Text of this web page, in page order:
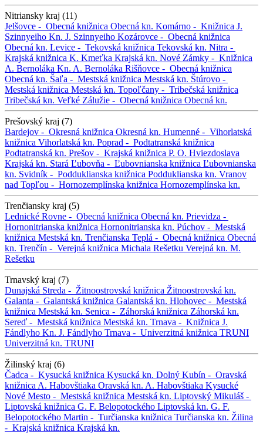
Nitriansky kraj (11)
Jelšovce - Obecná knižnica Obecná kn. Komárno - Knižnica J.
Szinnyeiho Kn. J. Szinnyeiho Kozárovce - Obecná knižnica
Obecná kn. Levice - Tekovská knižnica Tekovská kn. Nitra -
Krajská knižnica K. Kmeťka Krajská kn. Nové Zámky - Knižnica
A. Bernoláka Kn. A. Bernoláka Rišňovce - Obecná knižnica
Obecná kn. Šaľa - Mestská knižnica Mestská kn. Štúrovo -
Mestská knižnica Mestská kn. Topoľčany - Tribečská knižnica
Tribečská kn. Veľké Zálužie - Obecná knižnica Obecná kn.
Prešovský kraj (7)
Bardejov - Okresná knižnica Okresná kn. Humenné - Vihorlatská
knižnica Vihorlatská kn. Poprad - Podtatranská knižnica
Podtatranská kn. Prešov - Krajská knižnica P. O. Hviezdoslava
Krajská kn. Stará Ľubovňa - Ľubovnianska knižnica Ľubovnianska
kn. Svidník - Podduklianska knižnica Podduklianska kn. Vranov
nad Topľou - Hornozemplínska knižnica Hornozemplínska kn.
Trenčiansky kraj (5)
Lednické Rovne - Obecná knižnica Obecná kn. Prievidza -
Hornonitrianska knižnica Hornonitrianska kn. Púchov - Mestská
knižnica Mestská kn. Trenčianska Teplá - Obecná knižnica Obecná
kn. Trenčín - Verejná knižnica Michala Rešetku Verejná kn. M.
Rešetku
Trnavský kraj (7)
Dunajská Streda - Žitnoostrovská knižnica Žitnoostrovská kn.
Galanta - Galantská knižnica Galantská kn. Hlohovec - Mestská
knižnica Mestská kn. Senica - Záhorská knižnica Záhorská kn.
Sereď - Mestská knižnica Mestská kn. Trnava - Knižnica J.
Fándlyho Kn. J. Fándlyho Trnava - Univerzitná knižnica TRUNI
Univerzitná kn. TRUNI
Žilinský kraj (6)
Čadca - Kysucká knižnica Kysucká kn. Dolný Kubín - Oravská
knižnica A. Habovštiaka Oravská kn. A. Habovštiaka Kysucké
Nové Mesto - Mestská knižnica Mestská kn. Liptovský Mikuláš -
Liptovská knižnica G. F. Belopotockého Liptovská kn. G. F.
Belopotockého Martin - Turčianska knižnica Turčianska kn. Žilina
- Krajská knižnica Krajská kn.